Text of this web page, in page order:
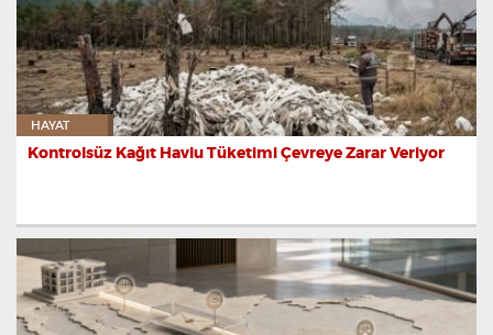
HAYAT
Kontrolsüz Kağıt Havlu Tüketimi Çevreye Zarar Veriyor